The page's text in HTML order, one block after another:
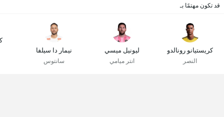
قد تكون مهتمًا بـ
كريستيانو رونالدو
النصر
ليونيل ميسي
انتر ميامي
نيمار دا سيلفا
سانتوس